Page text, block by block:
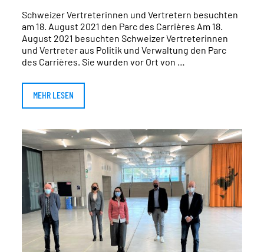
Schweizer Vertreterinnen und Vertretern besuchten
am 18. August 2021 den Parc des Carrières Am 18.
August 2021 besuchten Schweizer Vertreterinnen
und Vertreter aus Politik und Verwaltung den Parc
des Carrières. Sie wurden vor Ort von …
MEHR LESEN